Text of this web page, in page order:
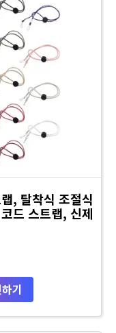
, 탈착식 조절식
드 스트랩, 신제
기